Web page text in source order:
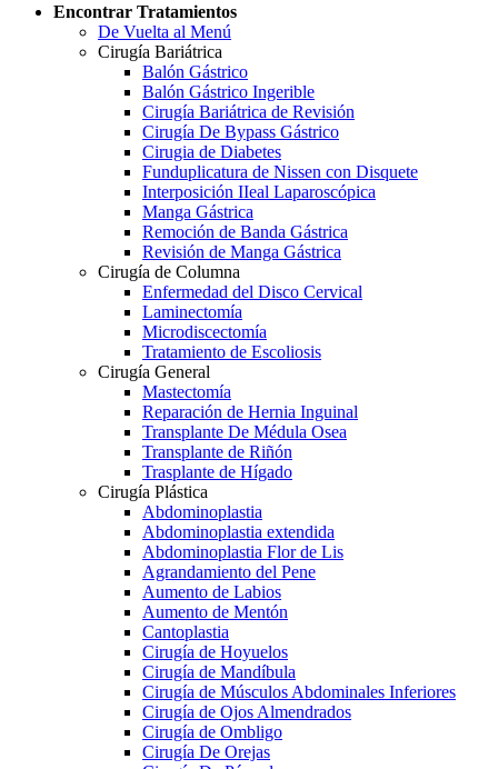
Encontrar Tratamientos
De Vuelta al Menú
Cirugía Bariátrica
Balón Gástrico
Balón Gástrico Ingerible
Cirugía Bariátrica de Revisión
Cirugía De Bypass Gástrico
Cirugia de Diabetes
Funduplicatura de Nissen con Disquete
Interposición IIeal Laparoscópica
Manga Gástrica
Remoción de Banda Gástrica
Revisión de Manga Gástrica
Cirugía de Columna
Enfermedad del Disco Cervical
Laminectomía
Microdiscectomía
Tratamiento de Escoliosis
Cirugía General
Mastectomía
Reparación de Hernia Inguinal
Transplante De Médula Osea
Transplante de Riñón
Trasplante de Hígado
Cirugía Plástica
Abdominoplastia
Abdominoplastia extendida
Abdominoplastia Flor de Lis
Agrandamiento del Pene
Aumento de Labios
Aumento de Mentón
Cantoplastia
Cirugía de Hoyuelos
Cirugía de Mandíbula
Cirugía de Músculos Abdominales Inferiores
Cirugía de Ojos Almendrados
Cirugía de Ombligo
Cirugía De Orejas